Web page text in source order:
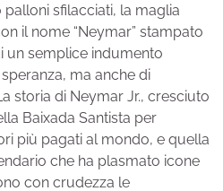
sfilacciati, la maglia
il nome “Neymar” stampato
un semplice indumento
ma anche di
storia di Neymar Jr., cresciuto
Baixada Santista per
più pagati al mondo, e quella
che ha plasmato icone
con crudezza le